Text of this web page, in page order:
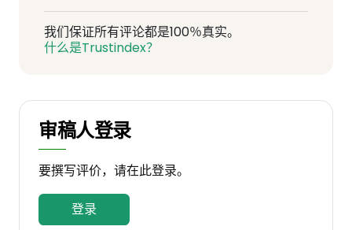
我们保证所有评论都是100％真实。
什么是Trustindex？
审稿人登录
要撰写评价，请在此登录。
登录